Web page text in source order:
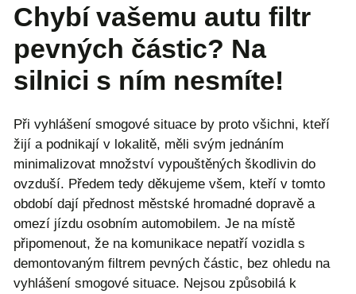
Chybí vašemu autu filtr
pevných částic? Na
silnici s ním nesmíte!
Při vyhlášení smogové situace by proto všichni, kteří
žijí a podnikají v lokalitě, měli svým jednáním
minimalizovat množství vypouštěných škodlivin do
ovzduší. Předem tedy děkujeme všem, kteří v tomto
období dají přednost městské hromadné dopravě a
omezí jízdu osobním automobilem. Je na místě
připomenout, že na komunikace nepatří vozidla s
demontovaným filtrem pevných částic, bez ohledu na
vyhlášení smogové situace. Nejsou způsobilá k